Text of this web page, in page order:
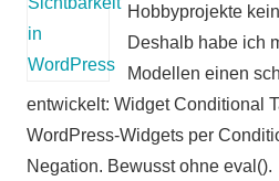
Hobbyprojekte
Deshalb habe ich
Modellen einen
entwickelt: Widget Conditional
WordPress-Widgets per
Negation. Bewusst ohne eval().